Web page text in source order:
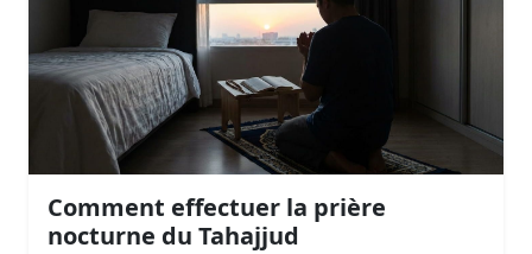
Comment effectuer la prière
nocturne du Tahajjud